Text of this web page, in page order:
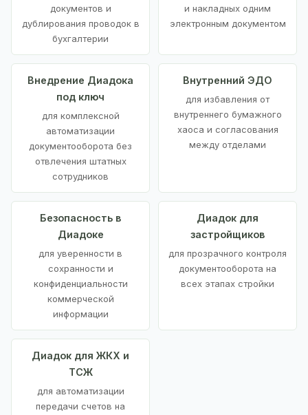
документов и
дублирования проводок в
бухгалтерии
и накладных одним
электронным документом
Внедрение Диадока
под ключ
для комплексной
автоматизации
документооборота без
отвлечения штатных
сотрудников
Внутренний ЭДО
для избавления от
внутреннего бумажного
хаоса и согласования
между отделами
Безопасность в
Диадоке
для уверенности в
сохранности и
конфиденциальности
коммерческой
информации
Диадок для
застройщиков
для прозрачного контроля
документооборота на
всех этапах стройки
Диадок для ЖКХ и
ТСЖ
для автоматизации
передачи счетов на